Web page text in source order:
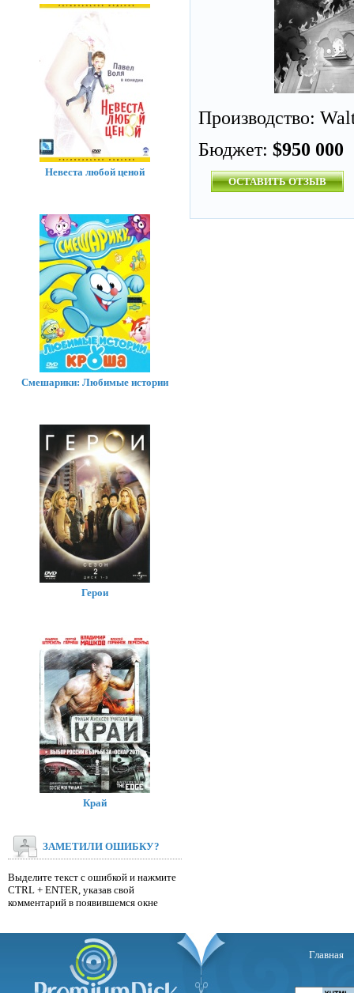
Производство:
Бюджет: $950 000
ОСТАВИТЬ ОТЗЫВ
Невеста любой ценой
Смешарики: Любимые истории
Герои
Край
ЗАМЕТИЛИ ОШИБКУ?
Выделите текст с ошибкой и нажмите
CTRL + ENTER, указав свой
комментарий в появившемся окне
Главная